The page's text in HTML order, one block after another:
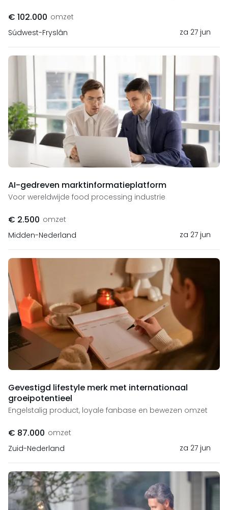
€ 102.000 omzet
Súdwest-Fryslân
za 27 jun
AI-gedreven marktinformatieplatform
Voor wereldwijde food processing industrie
€ 2.500 omzet
Midden-Nederland
za 27 jun
Gevestigd lifestyle merk met internationaal
groeipotentieel
Engelstalig product, loyale fanbase en bewezen omzet
€ 87.000 omzet
Zuid-Nederland
za 27 jun